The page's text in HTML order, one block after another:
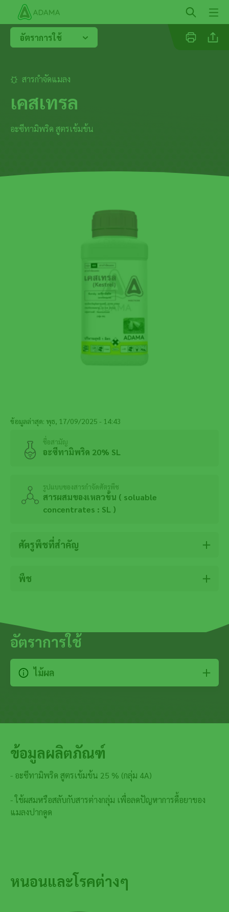
เนื้อหาอัตราการใช้
สารกำจัดแมลง
เคสเทรล
อะซีทามิพริด สูตรเข้มข้น
ข้อมูลล่าสุด: พุธ, 17/09/2025 - 14:43
ข้อมูลผลิตภัณฑ์
- อะซีทามิพริด สูตรเข้มข้น 25 % (กลุ่ม 4A)
- ใช้ผสมหรือสลับกับสารต่างกลุ่ม เพื่อลดปัญหาการดื้อยาของ
แมลงปากดูด
ชื่อสามัญ
อะซีทามิพริด 20% SL
รูปแบบของสารกำจัดศัตรูพืช
สารผสมของเหลวข้น ( soluable
concentrates : SL )
ศัตรูพืชที่สำคัญ
พืช
อัตราการใช้
ไม้ผล
หนอนและโรคต่างๆ